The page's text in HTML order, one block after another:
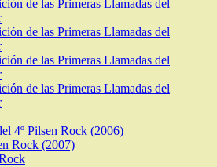
de las Primeras Llamadas del
de las Primeras Llamadas del
de las Primeras Llamadas del
de las Primeras Llamadas del
4º Pilsen Rock (2006)
Rock (2007)